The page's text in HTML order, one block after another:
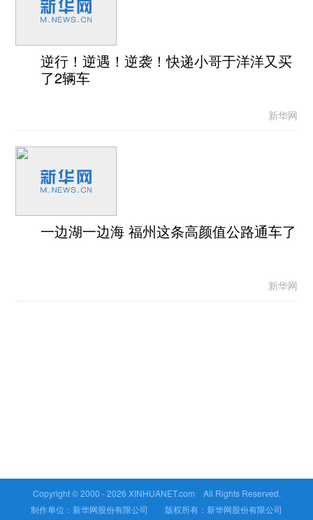
逆行！逆遇！逆袭！快递小哥于洋洋又买
了2辆车
新华网
一边湖一边海 福州这条高颜值公路通车了
新华网
Copyright © 2000 -2026 XINHUANET.com All Rights Reserved.
制作单位：新华网股份有限公司 版权所有：新华网股份有限公司